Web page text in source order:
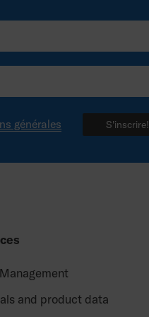
générales S'inscrire!
and product data